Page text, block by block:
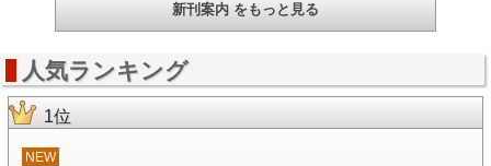
新刊案内 をもっと見る
人気ランキング
1位
NEW